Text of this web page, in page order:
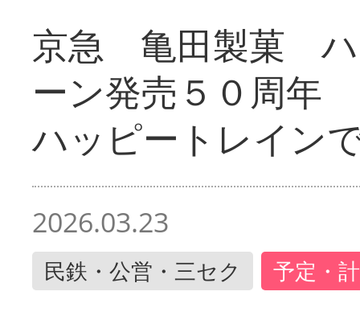
京急 亀田製菓 ハ
ーン発売５０周年
ハッピートレイン
2026.03.23
民鉄・公営・三セク 予定・